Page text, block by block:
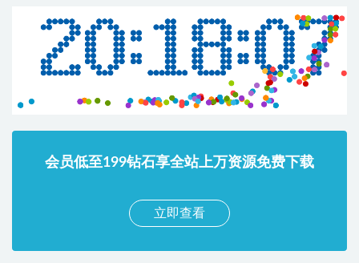
会员低至199钻石享全站上万资源免费下载
立即查看